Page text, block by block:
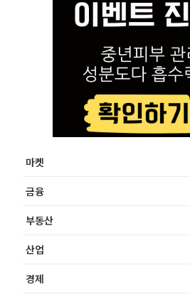
마켓
금융
부동산
산업
경제